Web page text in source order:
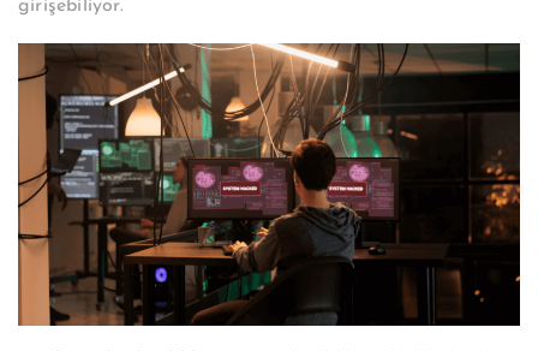
girişebiliyor.